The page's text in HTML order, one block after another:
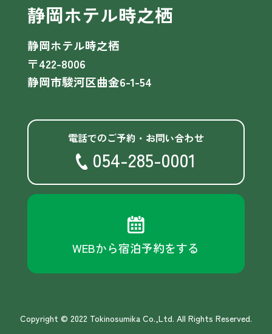
静岡ホテル時之栖
静岡ホテル時之栖
〒422-8006
静岡市駿河区曲金6-1-54
電話でのご予約・お問い合わせ
054-285-0001
WEBから宿泊予約をする
Copyright © 2022 Tokinosumika Co.,Ltd. All Rights Reserved.